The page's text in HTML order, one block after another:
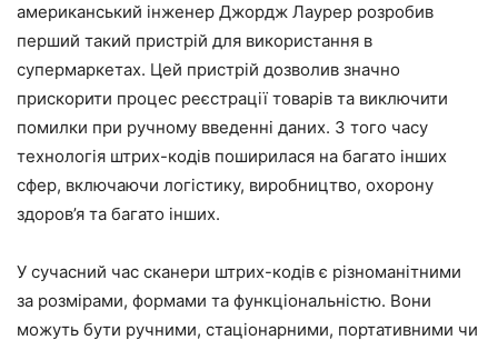
американський інженер Джордж Лаурер розробив
перший такий пристрій для використання в
супермаркетах. Цей пристрій дозволив значно
прискорити процес реєстрації товарів та виключити
помилки при ручному введенні даних. З того часу
технологія штрих-кодів поширилася на багато інших
сфер, включаючи логістику, виробництво, охорону
здоров’я та багато інших.
У сучасний час сканери штрих-кодів є різноманітними
за розмірами, формами та функціональністю. Вони
можуть бути ручними, стаціонарними, портативними чи